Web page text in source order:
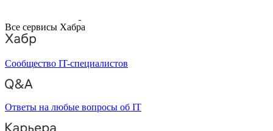
Все сервисы Хабра
Сообщество IT-специалистов
Ответы на любые вопросы об IT